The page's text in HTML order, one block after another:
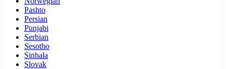
Pashto
Persian
Punjabi
Serbian
Sesotho
Sinhala
Slovak